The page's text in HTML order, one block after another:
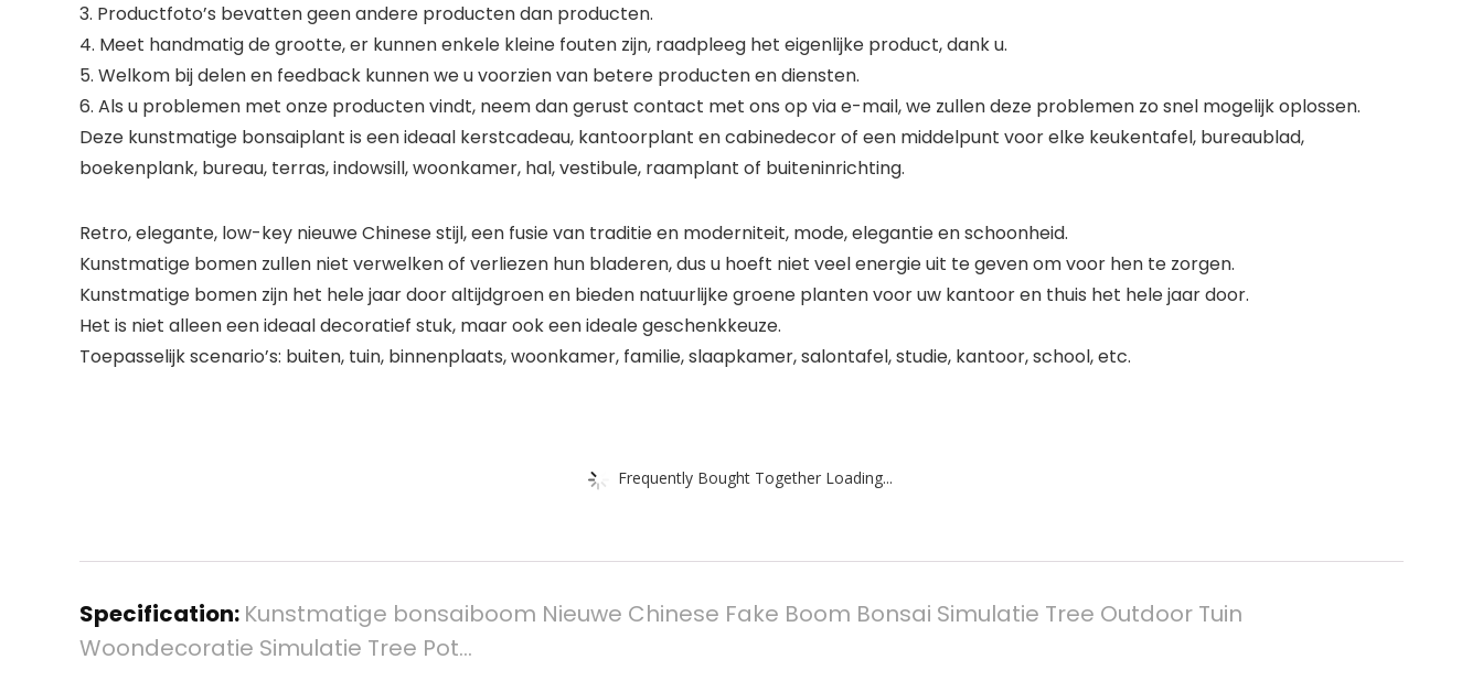
3. Productfoto’s bevatten geen andere producten dan producten.
4. Meet handmatig de grootte, er kunnen enkele kleine fouten zijn, raadpleeg het eigenlijke product, dank u.
5. Welkom bij delen en feedback kunnen we u voorzien van betere producten en diensten.
6. Als u problemen met onze producten vindt, neem dan gerust contact met ons op via e-mail, we zullen deze problemen zo snel mogelijk oplossen.
Deze kunstmatige bonsaiplant is een ideaal kerstcadeau, kantoorplant en cabinedecor of een middelpunt voor elke keukentafel, bureaublad,
boekenplank, bureau, terras, indowsill, woonkamer, hal, vestibule, raamplant of buiteninrichting.
Retro, elegante, low-key nieuwe Chinese stijl, een fusie van traditie en moderniteit, mode, elegantie en schoonheid.
Kunstmatige bomen zullen niet verwelken of verliezen hun bladeren, dus u hoeft niet veel energie uit te geven om voor hen te zorgen.
Kunstmatige bomen zijn het hele jaar door altijdgroen en bieden natuurlijke groene planten voor uw kantoor en thuis het hele jaar door.
Het is niet alleen een ideaal decoratief stuk, maar ook een ideale geschenkkeuze.
Toepasselijk scenario’s: buiten, tuin, binnenplaats, woonkamer, familie, slaapkamer, salontafel, studie, kantoor, school, etc.
Frequently Bought Together Loading...
Specification: Kunstmatige bonsaiboom Nieuwe Chinese Fake Boom Bonsai Simulatie Tree Outdoor Tuin
Woondecoratie Simulatie Tree Pot…